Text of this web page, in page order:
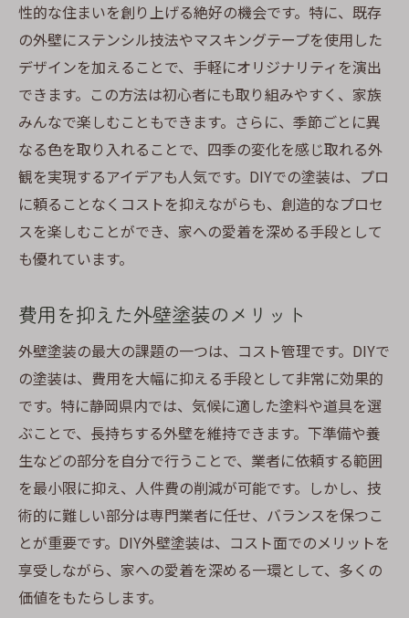
トラブルを防ぐ事前の確認ポイント
簡単に取り組める塗装テクニック
初心者でも安心のアフターケア方法
環境に優しい塗料選び静岡県の外壁塗装DIYに役
立つヒント
静岡県で選ばれるエコフレンドリーな塗料
環境負荷を考慮した塗料の選び方
持続可能な住まい作りに貢献する方法
健康を守る低VOC塗料の選び方
塗料選びで環境と住まいを守る
静岡の気候に適した外壁塗装DIY方法の発見
湿気対策に効果的な塗装方法
季節に応じた塗装スケジュールの提案
静岡の気候に適した塗料の選び方
風雨に強い外壁塗装のテクニック
気候変動に対応するための工夫
静岡ならではの気候に応じたメンテナンス
静岡県でDIY外壁塗装を成功させるためのステッ
プバイステップ
性的な住まいを創り上げる絶好の機会です。特に、既存
の外壁にステンシル技法やマスキングテープを使用した
デザインを加えることで、手軽にオリジナリティを演出
できます。この方法は初心者にも取り組みやすく、家族
みんなで楽しむこともできます。さらに、季節ごとに異
なる色を取り入れることで、四季の変化を感じ取れる外
観を実現するアイデアも人気です。DIYでの塗装は、プロ
に頼ることなくコストを抑えながらも、創造的なプロセ
スを楽しむことができ、家への愛着を深める手段として
も優れています。
費用を抑えた外壁塗装のメリット
外壁塗装の最大の課題の一つは、コスト管理です。DIYで
の塗装は、費用を大幅に抑える手段として非常に効果的
です。特に静岡県内では、気候に適した塗料や道具を選
ぶことで、長持ちする外壁を維持できます。下準備や養
生などの部分を自分で行うことで、業者に依頼する範囲
を最小限に抑え、人件費の削減が可能です。しかし、技
術的に難しい部分は専門業者に任せ、バランスを保つこ
とが重要です。DIY外壁塗装は、コスト面でのメリットを
享受しながら、家への愛着を深める一環として、多くの
価値をもたらします。